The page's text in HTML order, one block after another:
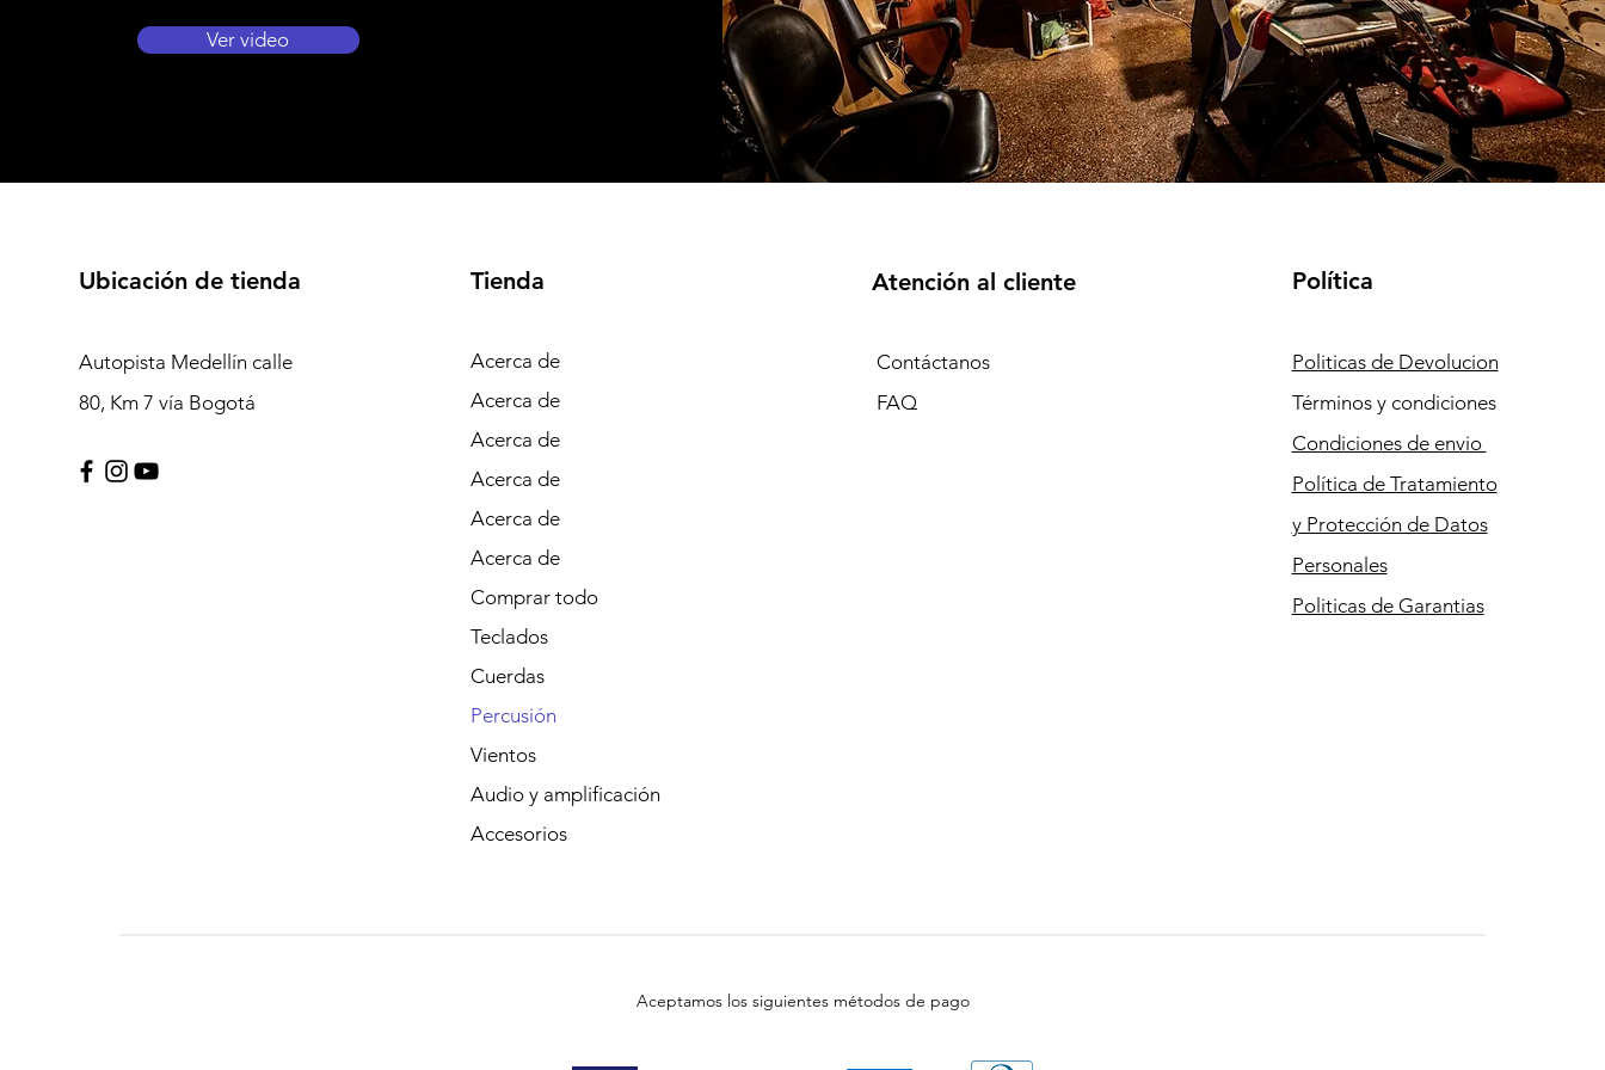
Ver video
Ubicación de tienda
Autopista Medellín calle
80, Km 7 vía Bogotá
Tienda
Acerca de
Acerca de
Acerca de
Acerca de
Acerca de
Acerca de
Comprar todo
Teclados
Cuerdas
Percusión
Vientos
Audio y amplificación
Accesorios
Atención al cliente
Contáctanos
FAQ
Política
Politicas de Devolucion
Términos y condiciones
Condicionesde envio
Política de Tratamiento
y Protección de Datos
Personales
Politicas de Garantias
Aceptamos los siguientes métodos de pago